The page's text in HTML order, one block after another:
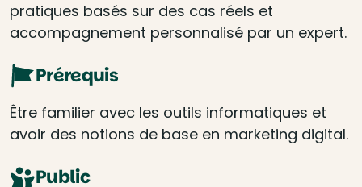
pratiques basés sur des cas réels et
accompagnement personnalisé par un expert.
Prérequis
Être familier avec les outils informatiques et
avoir des notions de base en marketing digital.
Public